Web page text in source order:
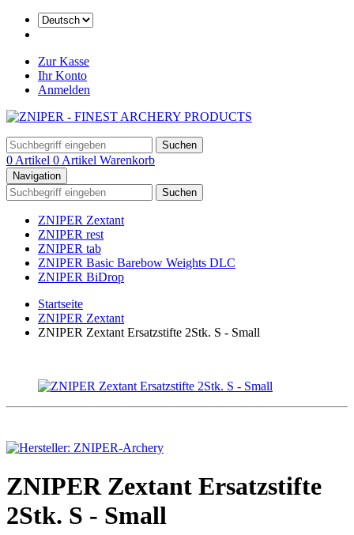
Zur Kasse
Ihr Konto
Anmelden
Suchen
0 Artikel 0 Artikel Warenkorb
Navigation
Suchen
ZNIPER Zextant
ZNIPER rest
ZNIPER tab
ZNIPER Basic Barebow Weights DLC
ZNIPER BiDrop
Startseite
ZNIPER Zextant
ZNIPER Zextant Ersatzstifte 2Stk. S - Small
ZNIPER Zextant Ersatzstifte
2Stk. S - Small